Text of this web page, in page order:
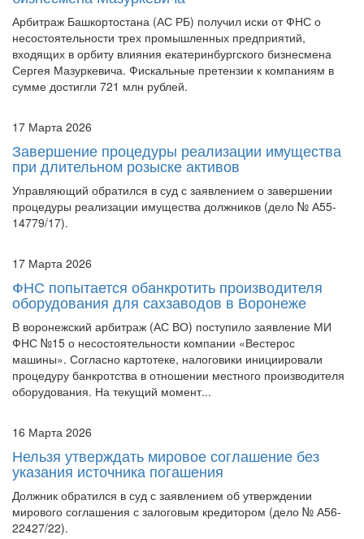
Арбитраж Башкортостана (АС РБ) получил иски от ФНС о
несостоятельности трех промышленных предприятий,
входящих в орбиту влияния екатеринбургского бизнесмена
Сергея Мазуркевича. Фискальные претензии к компаниям в
сумме достигли 721 млн рублей.
17 Марта 2026
Завершение процедуры реализации имущества
при длительном розыске активов
Управляющий обратился в суд с заявлением о завершении
процедуры реализации имущества должников (дело № А55-
14779/17).
17 Марта 2026
ФНС попытается обанкротить производителя
оборудования для сахзаводов в Воронеже
В воронежский арбитраж (АС ВО) поступило заявление МИ
ФНС №15 о несостоятельности компании «Вестерос
машины». Согласно картотеке, налоговики инициировали
процедуру банкротства в отношении местного производителя
оборудования. На текущий момент...
16 Марта 2026
Нельзя утверждать мировое соглашение без
указания источника погашения
Должник обратился в суд с заявлением об утверждении
мирового соглашения с залоговым кредитором (дело № А56-
22427/22).